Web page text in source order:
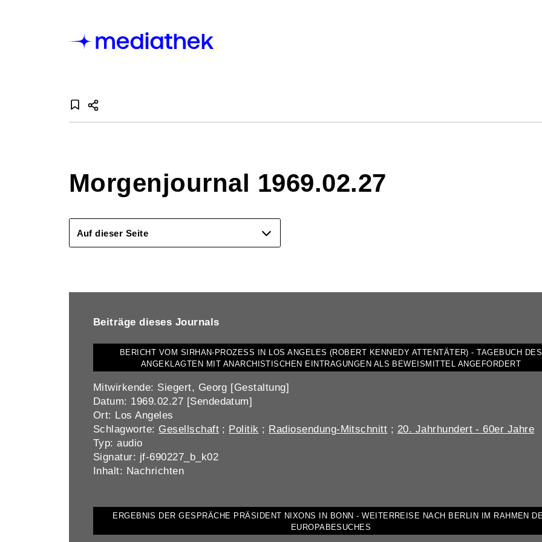
Morgenjournal 1969.02.27
Auf dieser Seite
Beiträge dieses Journals
BERICHT VOM SIRHAN-PROZESS IN LOS ANGELES (ROBERT KENNEDY ATTENTÄTER) - TAGEBUCH DES
ANGEKLAGTEN MIT ANARCHISTISCHEN EINTRAGUNGEN ALS BEWEISMITTEL ANGEFORDERT
Mitwirkende: Siegert, Georg [Gestaltung]
Datum: 1969.02.27 [Sendedatum]
Ort: Los Angeles
Schlagworte: Gesellschaft ; Politik ; Radiosendung-Mitschnitt ; 20. Jahrhundert - 60er Jahre
Typ: audio
Signatur: jf-690227_b_k02
Inhalt: Nachrichten
ERGEBNIS DER GESPRÄCHE PRÄSIDENT NIXONS IN BONN - WEITERREISE NACH BERLIN IM RAHMEN
EUROPABESUCHES